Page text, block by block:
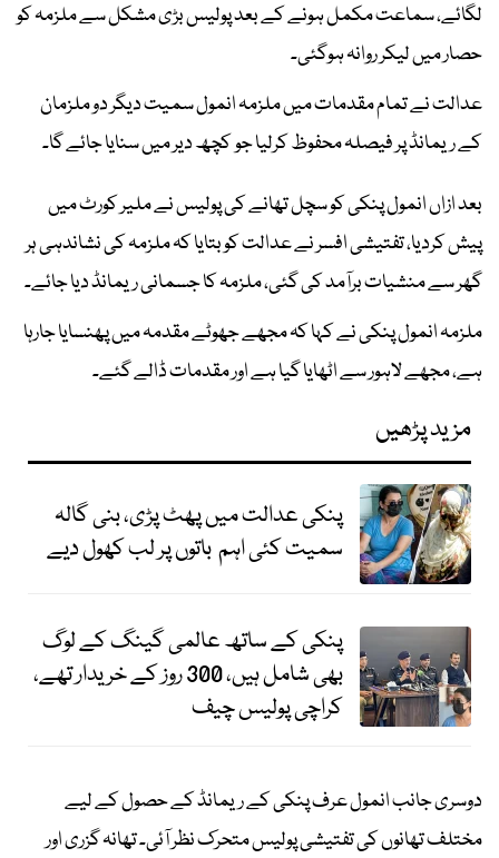
لگائے، سماعت مکمل ہونے کے بعد پولیس بڑی مشکل سے ملزمہ کو
حصار میں لیکر روانہ ہوگئی۔
عدالت نے تمام مقدمات میں ملزمہ انمول سمیت دیگر دو ملزمان
کے ریمانڈ پر فیصلہ محفوظ کرلیا جو کچھ دیر میں سنایا جائے گا۔
بعد ازاں انمول پنکی کو سچل تھانے کی پولیس نے ملیر کورٹ میں
پیش کردیا، تفتیشی افسر نے عدالت کو بتایا کہ ملزمہ کی نشاندہی ہر
گھر سے منشیات برآمد کی گئی، ملزمہ کا جسمانی ریمانڈ دیا جائے۔
ملزمہ انمول پنکی نے کہا کہ مجھے جھوٹے مقدمہ میں پھنسایا جارہا
ہے، مجھے لاہور سے اٹھایا گیا ہے اور مقدمات ڈالے گئے۔
مزید پڑھیں
پنکی عدالت میں پھٹ پڑی، بنی گالہ
سمیت کئی اہم باتوں پر لب کھول دیے
پنکی کے ساتھ عالمی گینگ کے لوگ
بھی شامل ہیں، 300 روز کے خریدار تھے،
کراچی پولیس چیف
دوسری جانب انمول عرف پنکی کے ریمانڈ کے حصول کے لیے
مختلف تھانوں کی تفتیشی پولیس متحرک نظر آئی۔ تھانہ گزری اور